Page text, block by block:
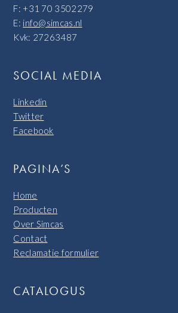
F: +31 70 3502279
E: info@simcas.nl
Kvk: 27263487
SOCIAL MEDIA
Linkedin
Twitter
Facebook
PAGINA’S
Home
Producten
Over Simcas
Contact
Reclamatie formulier
CATALOGUS